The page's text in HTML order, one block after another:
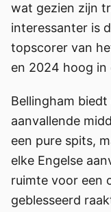
wat gezien zijn
interessanter is
topscorer van
en 2024 hoog in
Bellingham
aanvallende
een pure spits,
elke Engelse
ruimte voor een
geblesseerd